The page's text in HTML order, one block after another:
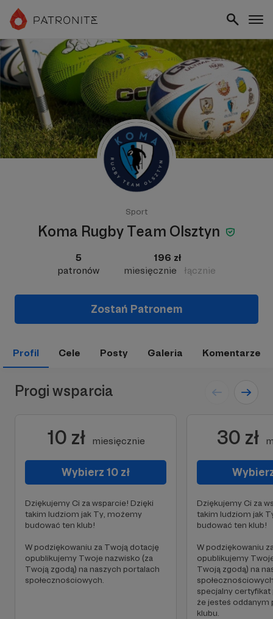
Sport
Koma Rugby Team Olsztyn
5
patronów
196 zł
miesięcznie
łącznie
Zostań Patronem
Profil Cele Posty Galeria Komentarze
Progi wsparcia
10 zł miesięcznie
Wybierz 10 zł
Dziękujemy Ci za wsparcie! Dzięki
takim ludziom jak Ty, możemy
budować ten klub!
W podziękowaniu za Twoją dotację
opublikujemy Twoje nazwisko (za
Twoją zgodą) na naszych portalach
społecznościowych.
30 zł
Dziękujemy Ci za
takim ludziom jak
budować ten klub!
W podziękowaniu
opublikujemy
Twoją zgodą) na
specjalny
że jesteś oddanym
klubu.